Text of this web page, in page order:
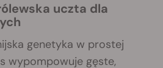
genetyka w prostej
wypompowuje gęste,